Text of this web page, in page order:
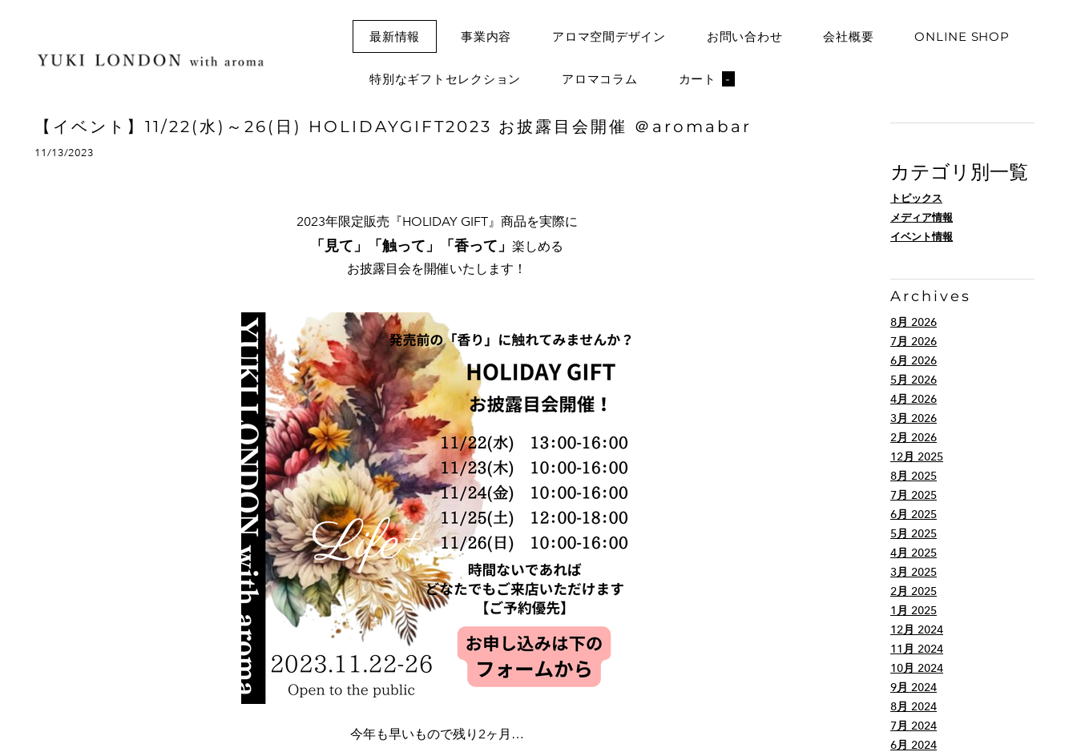
最新情報 事業内容 アロマ空間デザイン お問い合わせ 会社概要 ONLINE SHOP
特別なギフトセレクション アロマコラム カート -
【イベント】11/22(水)～26(日) HOLIDAYGIFT2023 お披露目会開催 ＠aromabar
11/13/2023
2023年限定販売『HOLIDAY GIFT』商品を実際に
「見て」「触って」「香って」 楽しめる
お披露目会を開催いたします！
今年も早いもので残り2ヶ月…
カテゴリ別一覧
トピックス
メディア情報
イベント情報
Archives
8月 2026
7月 2026
6月 2026
5月 2026
4月 2026
3月 2026
2月 2026
12月 2025
8月 2025
7月 2025
6月 2025
5月 2025
4月 2025
3月 2025
2月 2025
1月 2025
12月 2024
11月 2024
10月 2024
9月 2024
8月 2024
7月 2024
6月 2024